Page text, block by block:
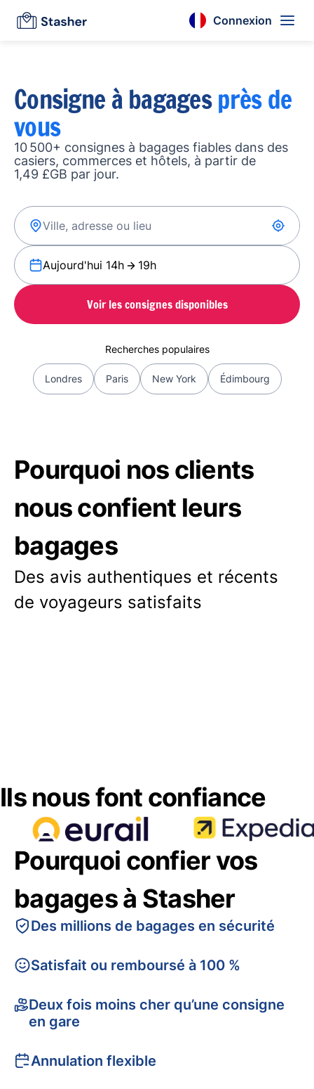
Connexion
Consigne à bagagesprès de
vous
10 500+ consignes à bagages fiables dans des
casiers, commerces et hôtels, à partir de
1,49 £GB par jour.
Aujourd'hui 14h 19h
Voir les consignes disponibles
Recherches populaires
Londres Paris New York Édimbourg
Pourquoi nos clients
nous confient leurs
bagages
Des avis authentiques et récents
de voyageurs satisfaits
Ils nous font confiance
Pourquoi confier vos
bagages à Stasher
Des millions de bagages en sécurité
Satisfait ou remboursé à 100 %
Deux fois moins cher qu’une consigne
en gare
Annulation flexible